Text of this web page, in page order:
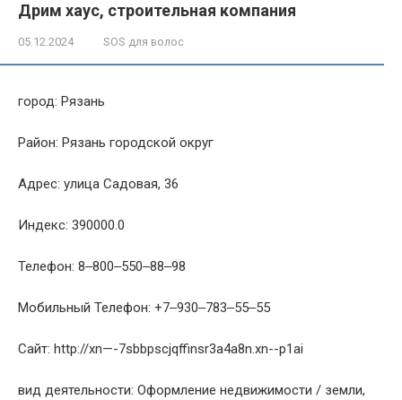
Дрим хаус, строительная компания
05.12.2024 SOS для волос
город: Рязань
Район: Рязань городской округ
Адрес: улица Садовая, 36
Индекс: 390000.0
Телефон: 8‒800‒550‒88‒98
Мобильный Телефон: +7‒930‒783‒55‒55
Сайт: http://xn—-7sbbpscjqffinsr3a4a8n.xn--p1ai
вид деятельности: Оформление недвижимости / земли,